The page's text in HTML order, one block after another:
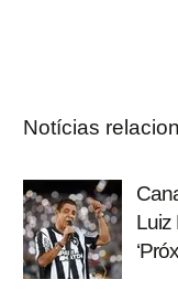
Notícias
Luiz